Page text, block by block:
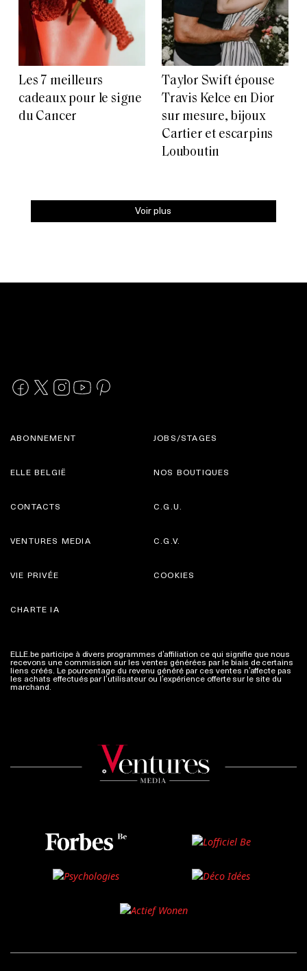
Les 7 meilleurs
cadeaux pour le signe
du Cancer
Taylor Swift épouse
Travis Kelce en Dior
sur mesure, bijoux
Cartier et escarpins
Louboutin
Voir plus
ABONNEMENT
ELLE BELGIË
JOBS/STAGES
NOS BOUTIQUES
CONTACTS
VENTURES MEDIA
C.G.U.
C.G.V.
VIE PRIVÉE
CHARTE IA
COOKIES
ELLE.be participe à divers programmes d’affiliation ce qui signifie que nous
recevons une commission sur les ventes générées par le biais de certains
liens créés. Le pourcentage du revenu généré par ces ventes n’affecte pas
les achats effectués par l’utilisateur ou l’expérience offerte sur le site du
marchand. Plus d'infos